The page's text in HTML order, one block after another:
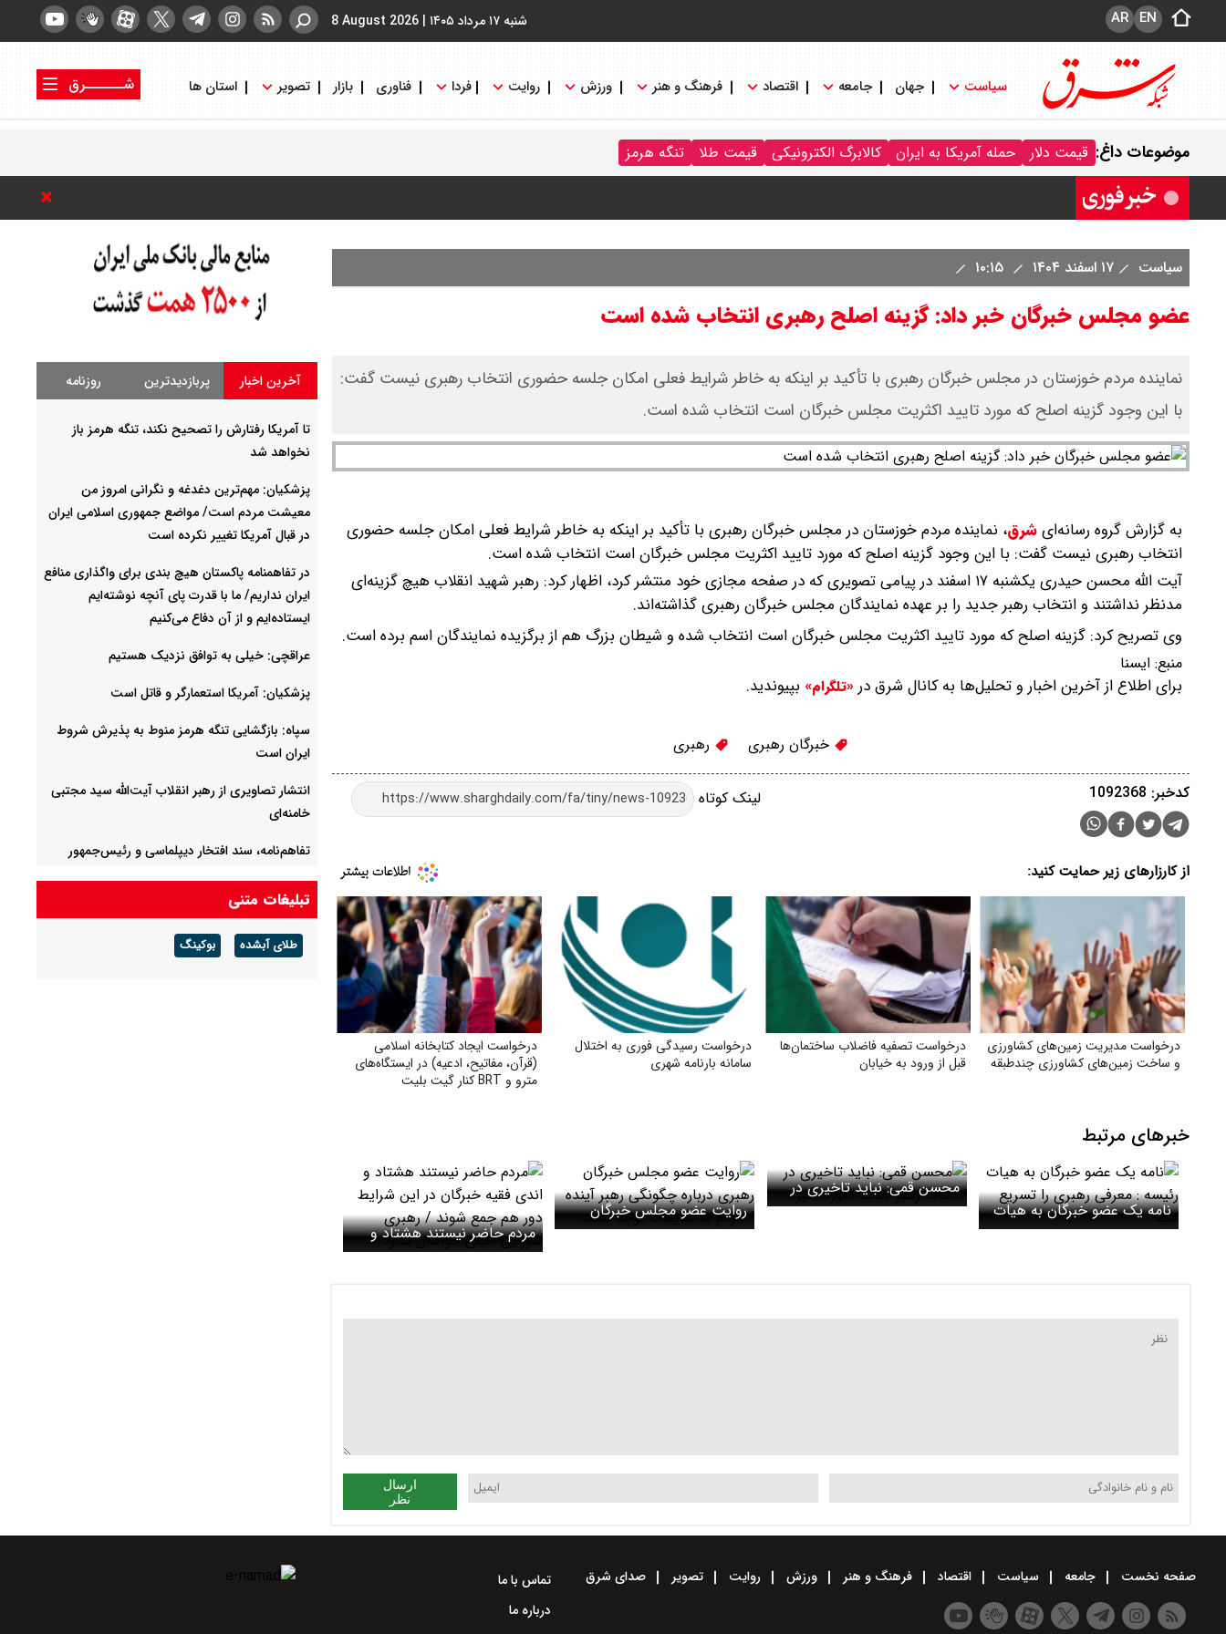
شنبه ۱۷ مرداد ۱۴۰۵ |
8 August 2026 EN
AR
سیاست جهان جامعه اقتصاد فرهنگ و هنر ورزش روایت فردا فناوری بازار تصویر استان ها
شــــــرق
موضوعات داغ: قیمت دلار حمله آمریکا به ایران کالابرگ الکترونیکی قیمت طلا تنگه هرمز
قیمت خودرو امروز شنبه ۱۷ مرداد ۱۴۰۵/ کاهش ۱۰۵ میلیون تومانی قیمت کوییک
قیمت محصولات سایپا امروز شنبه ۱۷ مرداد ۱۴۰۵ / قیمت اطلس چند؟ + جدول
سیاست ۱۷ اسفند ۱۴۰۴
عضو مجلس خبرگان خبر داد: گزینه اصلح رهبری انتخاب شده است
نماینده مردم خوزستان در مجلس خبرگان رهبری با تأکید بر اینکه به خاطر شرایط فعلی امکان جلسه حضوری انتخاب رهبری نیست گفت:
با این وجود گزینه اصلح که مورد تایید اکثریت مجلس خبرگان است انتخاب شده است.
به گزارش گروه رسانه‌ایشرق، نماینده مردم خوزستان در مجلس خبرگان رهبری با تأکید بر اینکه به خاطر شرایط فعلی امکان جلسه حضوری
انتخاب رهبری نیست گفت: با این وجود گزینه اصلح که مورد تایید اکثریت مجلس خبرگان است انتخاب شده است.
آیت الله محسن حیدری یکشنبه ۱۷ اسفند در پیامی تصویری که در صفحه مجازی خود منتشر کرد، اظهار کرد: رهبر شهید انقلاب هیچ گزینه‌ای
مدنظر نداشتند و انتخاب رهبر جدید را بر عهده نمایندگان مجلس خبرگان رهبری گذاشته‌اند.
وی تصریح کرد: گزینه اصلح که مورد تایید اکثریت مجلس خبرگان است انتخاب شده و شیطان بزرگ هم از برگزیده نمایندگان اسم برده است.
منبع: ايسنا
برای اطلاع از آخرین اخبار و تحلیل‌ها به کانال شرق در «تلگرام» بپیوندید.
خبرگان رهبری رهبری
لینک کوتاه کدخبر: 1092368
از کارزارهای زیر حمایت کنید:
درخواست مدیریت زمین‌های کشاورزی
و ساخت زمین‌های کشاورزی چندطبقه
درخواست تصفیه فاضلاب ساختمان‌ها
قبل از ورود به خیابان
درخواست رسیدگی فوری به اختلال
سامانه بارنامه شهری
درخواست ایجاد کتابخانه اسلامی
(قرآن، مفاتیح، ادعیه) در ایستگاه‌های
مترو و BRT کنار گیت بلیت
خبرهای مرتبط
نامه یک عضو خبرگان به هیات
رئیسه : معرفی رهبری را تسریع
محسن قمی: نباید تاخیری در
انتخاب رهبر جدید صورت گیرد
روایت عضو مجلس خبرگان
رهبری درباره چگونگی رهبر
مردم حاضر نیستند هشتاد و
اندی فقیه خبرگان در این
ندارد
ارسال
نظر
آخرین اخبار پربازدیدترین روزنامه
تا آمریکا رفتارش را تصحیح نکند، تنگه هرمز باز
نخواهد شد
پزشکیان: مهم‌ترین دغدغه و نگرانی امروز من
معیشت مردم است/ مواضع جمهوری اسلامی ایران
در قبال آمریکا تغییر نکرده است
در تفاهمنامه پاکستان هیچ بندی برای واگذاری منافع
ایران نداریم/ ما با قدرت پای آنچه نوشته‌ایم
ایستاده‌ایم و از آن دفاع می‌کنیم
عراقچی: خیلی به توافق نزدیک هستیم
پزشکیان: آمریکا استعمارگر و قاتل است
سپاه: بازگشایی تنگه هرمز منوط به پذیرش شروط
ایران است
انتشار تصاویری از رهبر انقلاب آیت‌الله سید مجتبی
خامنه‌ای
تفاهم‌نامه، سند افتخار دیپلماسی و رئیس‌جمهور
تکلیف پرونده کرسنت مشخص شد؟
سخنگوی قوه قضاییه به خبرنگاران در روز خبرنگار
تبلیغات متنی
طلای آبشده بوکینگ
صفحه نخست جامعه سیاست اقتصاد فرهنگ و هنر ورزش روایت تصویر صدای شرق
تماس با ما
درباره ما